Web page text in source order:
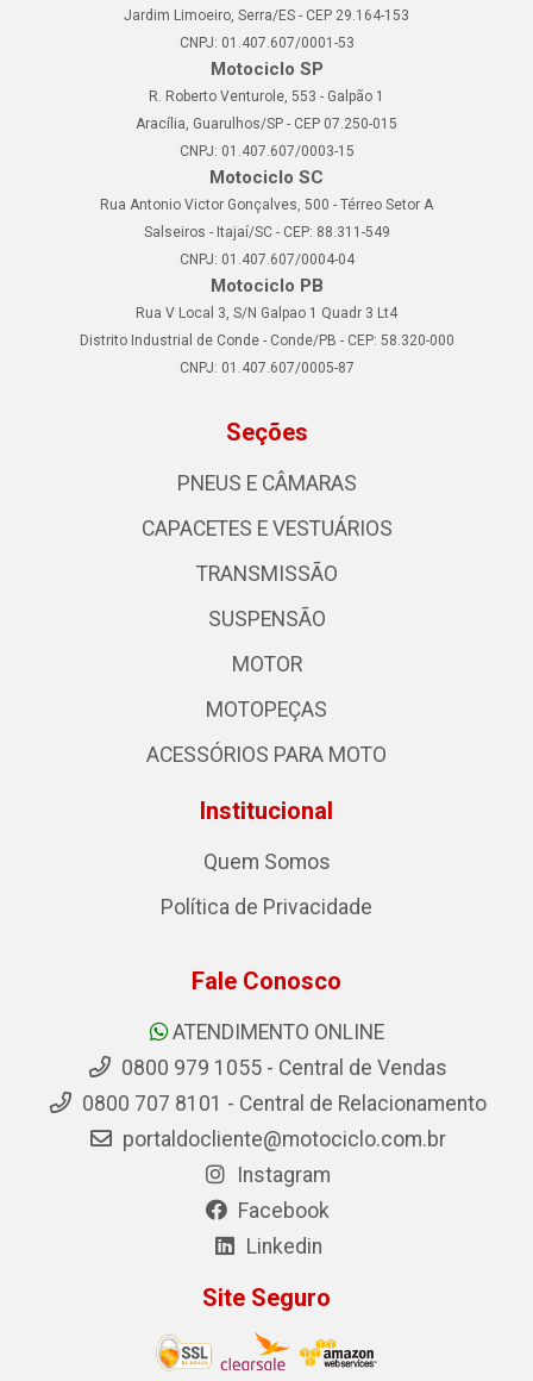
Jardim Limoeiro, Serra/ES - CEP 29.164-153
CNPJ: 01.407.607/0001-53
Motociclo SP
R. Roberto Venturole, 553 - Galpão 1
Aracília, Guarulhos/SP - CEP 07.250-015
CNPJ: 01.407.607/0003-15
Motociclo SC
Rua Antonio Victor Gonçalves, 500 - Térreo Setor A
Salseiros - Itajaí/SC - CEP: 88.311-549
CNPJ: 01.407.607/0004-04
Motociclo PB
Rua V Local 3, S/N Galpao 1 Quadr 3 Lt4
Distrito Industrial de Conde - Conde/PB - CEP: 58.320-000
CNPJ: 01.407.607/0005-87
Seções
PNEUS E CÂMARAS
CAPACETES E VESTUÁRIOS
TRANSMISSÃO
SUSPENSÃO
MOTOR
MOTOPEÇAS
ACESSÓRIOS PARA MOTO
Institucional
Quem Somos
Política de Privacidade
Fale Conosco
ATENDIMENTO ONLINE
0800 979 1055 - Central de Vendas
0800 707 8101 - Central de Relacionamento
portaldocliente@motociclo.com.br
Instagram
Facebook
Linkedin
Site Seguro